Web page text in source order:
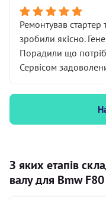
Ремонтував стартер
зробили якісно.
Порадили що
Сервісом
З яких етапів
валу для Bmw F80